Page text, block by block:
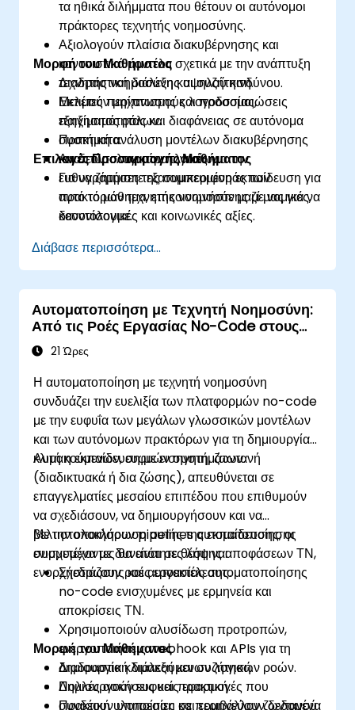
τα ηθικά διλήμματα που θέτουν οι αυτόνομοι
πράκτορες τεχνητής νοημοσύνης.
Αξιολογούν πλαίσια διακυβέρνησης και
κανονιστικά μοντέλα σχετικά με την ανάπτυξη
τεχνητής νοημοσύνης υψηλού κινδύνου.
Εκτιμούν μηχανισμούς λογοδοσίας,
εξηγησιμότητας και διαφάνειας σε αυτόνομα
συστήματα.
Αναπτύσσουν στρατηγικές για την
ευθυγράμμιση της συμπεριφοράς των
πρακτόρων τεχνητής νοημοσύνης με νομικές,
δεοντολογικές και κοινωνικές αξίες.
Μορφή του Μαθήματος
Διαδραστική διάλεξη και συζήτηση.
Μελέτες περίπτωσης και προσομοιώσεις
παιξίματος ρόλων.
Πρακτική ανάλυση μοντέλων διακυβέρνησης
και δεοντολογικών πλαισίων.
Επιλογές Προσαρμογής Μαθήματος
Για να ζητήσετε εξατομικευμένη εκπαίδευση για
αυτό το μάθημα, επικοινωνήστε μαζί μας για να
κανονίσουμε.
Διάβασε περισσότερα...
Αυτοματοποίηση με Τεχνητή Νοημοσύνη:
Από τις Ροές Εργασίας No-Code στους
Αυτόνομους Πράκτορες
21 Ώρες
Η αυτοματοποίηση με τεχνητή νοημοσύνη
συνδυάζει την ευελιξία των πλατφορμών no-code
με την ευφυΐα των μεγάλων γλωσσικών μοντέλων
και των αυτόνομων πρακτόρων για τη δημιουργία
κλιμακούμενων, ευφυών συστημάτων.
Αυτή η εκπαίδευση με εισηγητή, ζωντανή
(διαδικτυακά ή δια ζώσης), απευθύνεται σε
επαγγελματίες μεσαίου επιπέδου που επιθυμούν
να σχεδιάσουν, να δημιουργήσουν και να
βελτιστοποιήσουν pipelines αυτοματοποίησης
ενισχυμένα με δυνατότητες λήψης αποφάσεων ΤΝ,
ενορχήστρωσης και αυτοεκτέλεσης.
Με την ολοκλήρωση αυτής της εκπαίδευσης, οι
συμμετέχοντες θα είναι σε θέση να:
Σχεδιάζουν ροές εργασίας αυτοματοποίησης
no-code ενισχυμένες με ερμηνεία και
αποκρίσεις ΤΝ.
Χρησιμοποιούν αλυσίδωση προτροπών,
ενεργοποιήσεις webhook και APIs για τη
δημιουργία κλιμακούμενων λογικών ροών.
Δημιουργούν ευφυείς εφαρμογές που
συνδέουν υπηρεσίες και ερμηνεύουν δεδομένα
Μορφή του Μαθήματος
Διαδραστική διάλεξη και συζήτηση.
Πολλές ασκήσεις και πρακτική.
Πρακτική υλοποίηση σε περιβάλλον ζωντανού